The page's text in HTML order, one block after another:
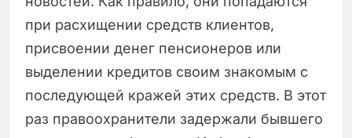
при расхищении средств клиентов,
присвоении денег пенсионеров или
выделении кредитов своим знакомым с
последующей кражей этих средств. В этот
раз правоохранители задержали бывшего